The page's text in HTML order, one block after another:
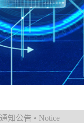
通知公告 • Notice